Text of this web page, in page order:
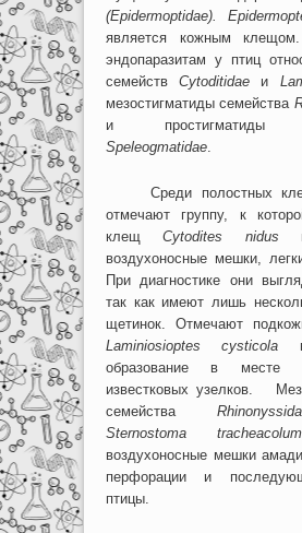
(Epidermoptidae).
является кожным
эндопаразитам у птиц
семействCytoditidae и
мезостигматиды семейства
и простигматиды
Speleogmatidae.
Среди полостных
отмечают группу, к
клещCytodites nidus
воздухоносные мешки,
При диагностике они
так как имеют лишь
щетинок. Отмечают
Laminiosioptes
cysticola
образование в месте
известковых узелков.
семейства
Sternostoma tracheacolum
воздухоносные мешки
перфорации и
птицы.